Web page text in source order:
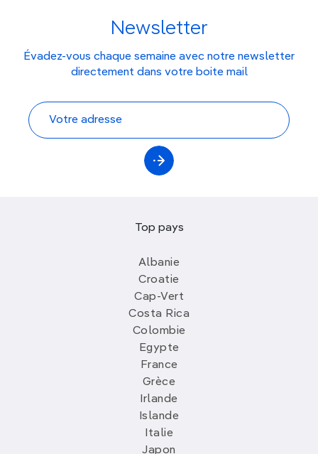
Newsletter
Évadez-vous chaque semaine avec notre newsletter
directement dans votre boite mail
Top pays
Albanie
Croatie
Cap-Vert
Costa Rica
Colombie
Egypte
France
Grèce
Irlande
Islande
Italie
Japon